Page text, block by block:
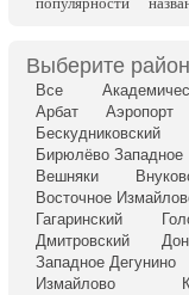
Выберите район
Все
Арбат
Аэропорт
Бескудниковский
Бирюлёво Западное
Вешняки
Восточное
Гагаринский
Дмитровский
Западное Дегунино
Измайлово